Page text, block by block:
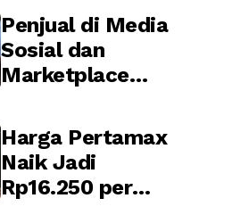
Otomotif Jepang
Dikabarkan
Relokasi dari
Indonesia
Penjual di Media
Sosial dan
Marketplace
Sensus Ekonomi
Nasional 2026
Harga Pertamax
Naik Jadi
Rp16.250 per